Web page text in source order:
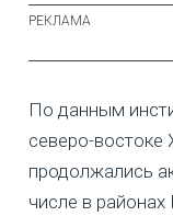
По данным
северо-востоке
продолжались
числе в